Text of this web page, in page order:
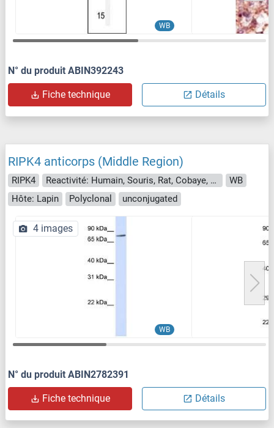
WB
N° du produit ABIN392243
Fiche technique Détails
RIPK4 anticorps (Middle Region)
RIPK4 Reactivité: Humain, Souris, Rat, Cobaye, Boeuf (Vache), Chien, Cheval
WB
Hôte: Lapin
Polyclonal unconjugated
WB
4 images
N° du produit ABIN2782391
Fiche technique Détails